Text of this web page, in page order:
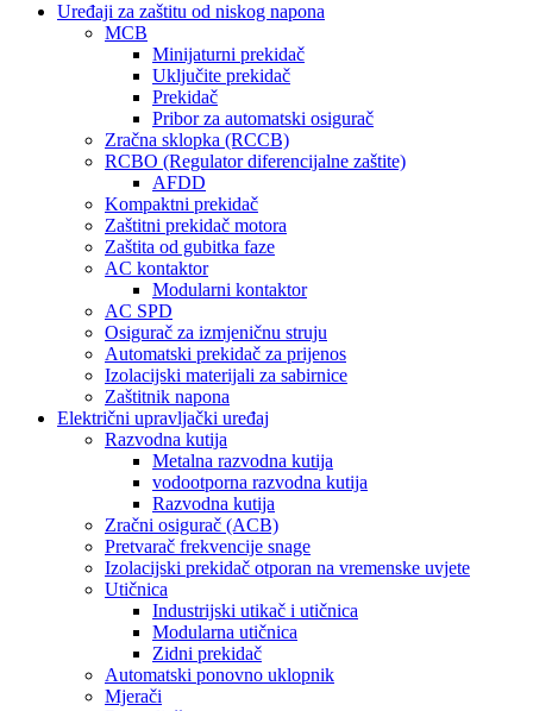
Uređaji za zaštitu od niskog napona
MCB
Minijaturni prekidač
Uključite prekidač
Prekidač
Pribor za automatski osigurač
Zračna sklopka (RCCB)
RCBO (Regulator diferencijalne zaštite)
AFDD
Kompaktni prekidač
Zaštitni prekidač motora
Zaštita od gubitka faze
AC kontaktor
Modularni kontaktor
AC SPD
Osigurač za izmjeničnu struju
Automatski prekidač za prijenos
Izolacijski materijali za sabirnice
Zaštitnik napona
Električni upravljački uređaj
Razvodna kutija
Metalna razvodna kutija
vodootporna razvodna kutija
Razvodna kutija
Zračni osigurač (ACB)
Pretvarač frekvencije snage
Izolacijski prekidač otporan na vremenske uvjete
Utičnica
Industrijski utikač i utičnica
Modularna utičnica
Zidni prekidač
Automatski ponovno uklopnik
Mjerači